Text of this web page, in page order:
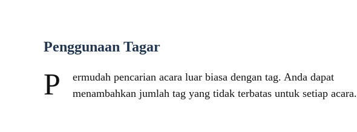
Penggunaan Tagar
P
ermudah pencarian acara luar biasa dengan tag. Anda dapat
menambahkan jumlah tag yang tidak terbatas untuk setiap acara.